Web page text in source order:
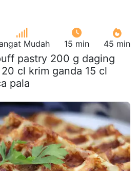
Mudah 15 min 45 min
pastry 200 g daging
cl krim ganda 15 cl
pala